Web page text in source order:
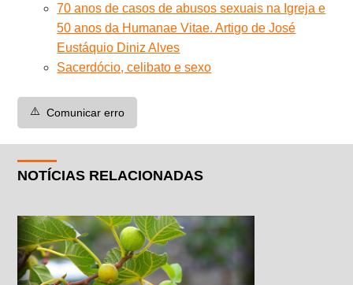
70 anos de casos de abusos sexuais na Igreja e
50 anos da Humanae Vitae. Artigo de José
Eustáquio Diniz Alves
Sacerdócio, celibato e sexo
⚠️ Comunicar erro
NOTÍCIAS RELACIONADAS